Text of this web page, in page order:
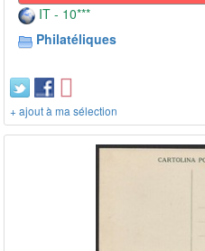
IT - 10***
Philatéliques
+ ajout à ma sélection